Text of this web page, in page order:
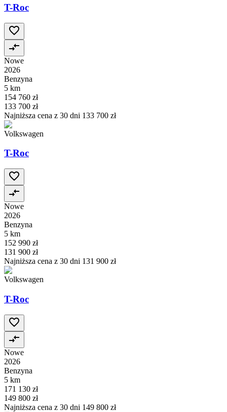
T-Roc
Nowe
2026
Benzyna
5 km
154 760 zł
133 700 zł
Najniższa cena z 30 dni 133 700 zł
Volkswagen
T-Roc
Nowe
2026
Benzyna
5 km
152 990 zł
131 900 zł
Najniższa cena z 30 dni 131 900 zł
Volkswagen
T-Roc
Nowe
2026
Benzyna
5 km
171 130 zł
149 800 zł
Najniższa cena z 30 dni 149 800 zł